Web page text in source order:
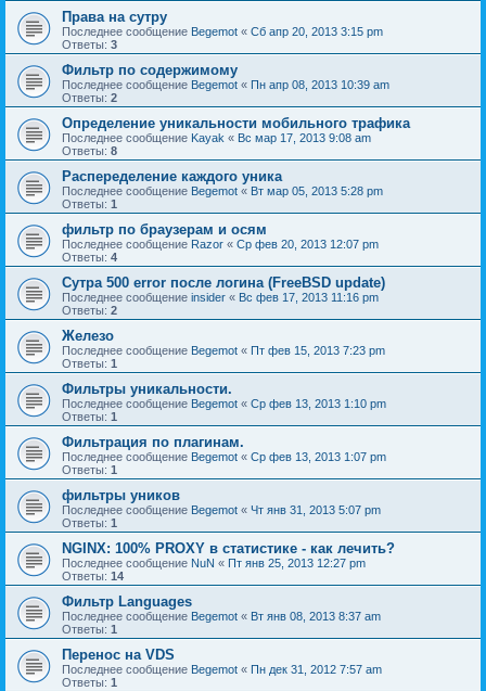
Права на сутру
Последнее сообщение Begemot « Сб апр 20, 2013 3:15 pm
Ответы: 3
Фильтр по содержимому
Последнее сообщение Begemot « Пн апр 08, 2013 10:39 am
Ответы: 2
Определение уникальности мобильного трафика
Последнее сообщение Kayak « Вс мар 17, 2013 9:08 am
Ответы: 8
Распеределение каждого уника
Последнее сообщение Begemot « Вт мар 05, 2013 5:28 pm
Ответы: 1
фильтр по браузерам и осям
Последнее сообщение Razor « Ср фев 20, 2013 12:07 pm
Ответы: 4
Сутра 500 error после логина (FreeBSD update)
Последнее сообщение insider « Вс фев 17, 2013 11:16 pm
Ответы: 2
Железо
Последнее сообщение Begemot « Пт фев 15, 2013 7:23 pm
Ответы: 1
Фильтры уникальности.
Последнее сообщение Begemot « Ср фев 13, 2013 1:10 pm
Ответы: 1
Фильтрация по плагинам.
Последнее сообщение Begemot « Ср фев 13, 2013 1:07 pm
Ответы: 1
фильтры уников
Последнее сообщение Begemot « Чт янв 31, 2013 5:07 pm
Ответы: 1
NGINX: 100% PROXY в статистике - как лечить?
Последнее сообщение NuN « Пт янв 25, 2013 12:27 pm
Ответы: 14
Фильтр Languages
Последнее сообщение Begemot « Вт янв 08, 2013 8:37 am
Ответы: 1
Перенос на VDS
Последнее сообщение Begemot « Пн дек 31, 2012 7:57 am
Ответы: 1